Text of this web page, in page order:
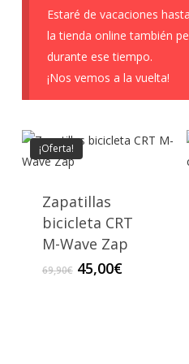
Estaré de vacaciones
la tienda online también
durante ese tiempo.
¡Nos vemos a la vuelta!
¡Oferta!
Zapatillas
bicicleta CRT
M-Wave Zap
69,90€ El
45,00€El